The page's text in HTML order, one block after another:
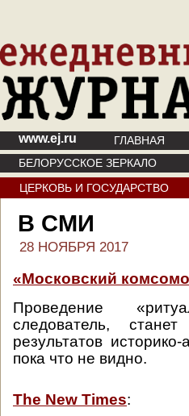
www.ej.ru ГЛАВНАЯ
БЕЛОРУССКОЕ ЗЕРКАЛО
ЦЕРКОВЬ И ГОСУДАРСТВО
В СМИ
28 НОЯБРЯ 2017
«Московский
Проведение
следователь,
результатов
пока что не видно.
The New Times: